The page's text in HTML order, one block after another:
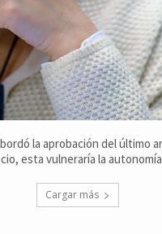
la aprobación del último
esta vulneraría la
Cargar más